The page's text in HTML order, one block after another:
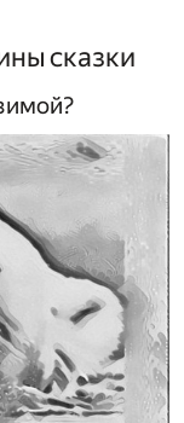
сказки